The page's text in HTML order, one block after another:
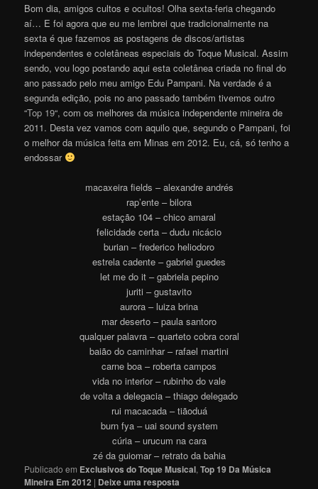
Bom dia, amigos cultos e ocultos! Olha sexta-feria chegando
aí… E foi agora que eu me lembrei que tradicionalmente na
sexta é que fazemos as postagens de discos/artistas
independentes e coletâneas especiais do Toque Musical. Assim
sendo, vou logo postando aqui esta coletânea criada no final do
ano passado pelo meu amigo Edu Pampani. Na verdade é a
segunda edição, pois no ano passado também tivemos outro
“Top 19“, com os melhores da música independente mineira de
2011. Desta vez vamos com aquilo que, segundo o Pampani, foi
o melhor da música feita em Minas em 2012. Eu, cá, só tenho a
endossar
macaxeira fields – alexandre andrés
rap’ente – bilora
estação 104 – chico amaral
felicidade certa – dudu nicácio
burian – frederico heliodoro
estrela cadente – gabriel guedes
let me do it – gabriela pepino
juriti – gustavito
aurora – luiza brina
mar deserto – paula santoro
qualquer palavra – quarteto cobra coral
baião do caminhar – rafael martini
carne boa – roberta campos
vida no interior – rubinho do vale
de volta a delegacia – thiago delegado
rui macacada – tiãoduá
burn fya – uai sound system
cúria – urucum na cara
zé da guiomar – retrato da bahia
Publicado em Exclusivos do Toque Musical,Top 19 Da Música
Mineira Em 2012 | Deixe uma resposta